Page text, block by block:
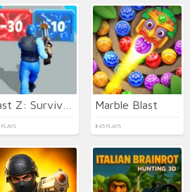
Last Z: Survival Shooter Marble Blast
845 PLAYS